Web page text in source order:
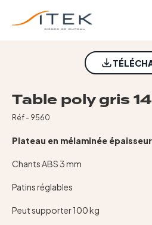
Nos gammes
Opérateurs
Meeting et formation
Technique
Nos collections
Starters
Table poly gris
Réf - 9560
Plateau en mélaminée
Chants ABS 3 mm
Patins réglables
Peut supporter 100 kg